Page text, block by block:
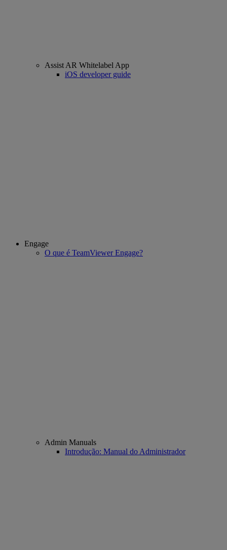
Assist AR Whitelabel App
iOS developer guide
Engage
O que é TeamViewer Engage?
Admin Manuals
Introdução: Manual do Administrador